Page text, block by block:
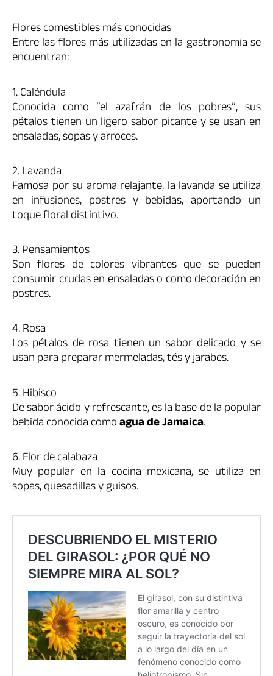
Flores comestibles más conocidas
Entre las flores más utilizadas en la gastronomía se
encuentran:
1. Caléndula
Conocida como “el azafrán de los pobres”, sus
pétalos tienen un ligero sabor picante y se usan en
ensaladas, sopas y arroces.
2. Lavanda
Famosa por su aroma relajante, la lavanda se utiliza
en infusiones, postres y bebidas, aportando un
toque floral distintivo.
3. Pensamientos
Son flores de colores vibrantes que se pueden
consumir crudas en ensaladas o como decoración en
postres.
4. Rosa
Los pétalos de rosa tienen un sabor delicado y se
usan para preparar mermeladas, tés y jarabes.
5. Hibisco
De sabor ácido y refrescante, es la base de la popular
bebida conocida comoagua de Jamaica.
6. Flor de calabaza
Muy popular en la cocina mexicana, se utiliza en
sopas, quesadillas y guisos.